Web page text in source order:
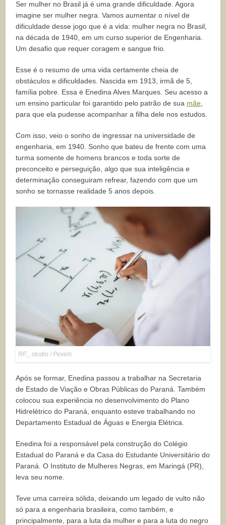
Ser mulher no Brasil já é uma grande dificuldade. Agora
imagine ser mulher negra. Vamos aumentar o nível de
dificuldade desse jogo que é a vida: mulher negra no Brasil,
na década de 1940, em um curso superior de Engenharia.
Um desafio que requer coragem e sangue frio.
Esse é o resumo de uma vida certamente cheia de
obstáculos e dificuldades. Nascida em 1913, irmã de 5,
família pobre. Essa é Enedina Alves Marques. Seu acesso a
um ensino particular foi garantido pelo patrão de sua mãe
para que ela pudesse acompanhar a filha dele nos estudos.
Com isso, veio o sonho de ingressar na universidade de
engenharia, em 1940. Sonho que bateu de frente com uma
turma somente de homens brancos e toda sorte de
preconceito e perseguição, algo que sua inteligência e
determinação conseguiram refrear, fazendo com que um
sonho se tornasse realidade 5 anos depois.
RF._.studio / Pexels
Após se formar, Enedina passou a trabalhar na Secretaria
de Estado de Viação e Obras Públicas do Paraná. Também
colocou sua experiência no desenvolvimento do Plano
Hidrelétrico do Paraná, enquanto esteve trabalhando no
Departamento Estadual de Águas e Energia Elétrica.
Enedina foi a responsável pela construção do Colégio
Estadual do Paraná e da Casa do Estudante Universitário do
Paraná. O Instituto de Mulheres Negras, em Maringá (PR),
leva seu nome.
Teve uma carreira sólida, deixando um legado de vulto não
só para a engenharia brasileira, como também, e
principalmente, para a luta da mulher e para a luta do negro